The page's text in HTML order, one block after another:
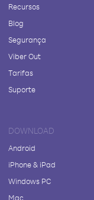
Recursos
Blog
Segurança
Viber Out
Tarifas
Suporte
DOWNLOAD
Android
iPhone & iPad
Windows PC
Mac